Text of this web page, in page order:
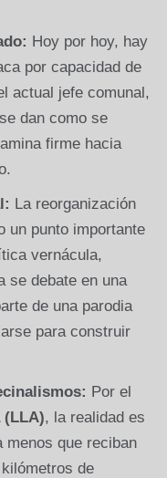
Hoy por hoy, hay
por capacidad de
actual jefe comunal,
dan como se
firme hacia
La reorganización
un punto importante
vernácula,
se debate en una
de una parodia
para construir
Por el
(LLA), la realidad es
menos que reciban
de